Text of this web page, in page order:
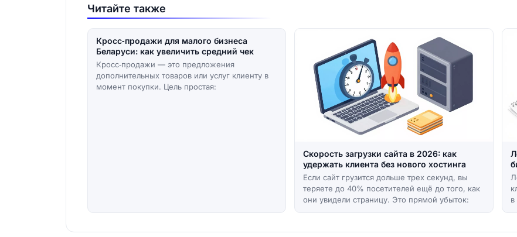
Читайте также
Кросс‑продажи для малого бизнеса
Беларуси: как увеличить средний чек
Кросс‑продажи — это предложения
дополнительных товаров или услуг клиенту в
момент покупки. Цель простая:
Скорость загрузки сайта в 2026: как
удержать клиента без нового хостинга
Если сайт грузится дольше трех секунд, вы
теряете до 40% посетителей ещё до того, как
они увидели страницу. Это прямой убыток:
в